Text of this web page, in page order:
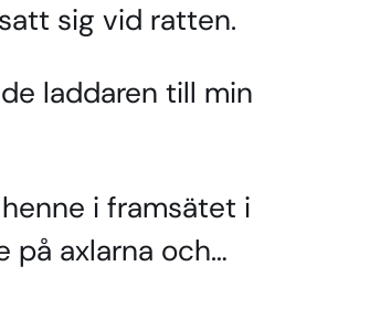
sig vid ratten.
laddaren till min
i framsätet i
på axlarna och…